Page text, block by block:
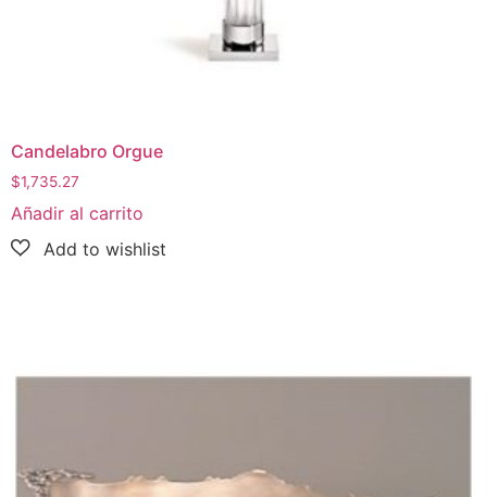
Candelabro Orgue
$1,735.27
Añadir al carrito